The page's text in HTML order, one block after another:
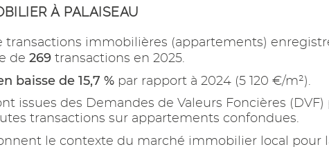
À PALAISEAU
transactions immobilières (appartements)
de 269 transactions en 2025.
baisse de 15,7 % par rapport à 2024 (5 120 €/m²).
issues des Demandes de Valeurs Foncières
transactions sur appartements confondues.
le contexte du marché immobilier local pour